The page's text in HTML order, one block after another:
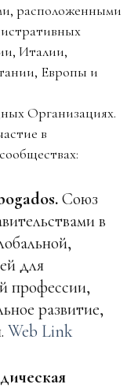
расположенными
Италии,
Европы и
Организациях.
в
Союз
в
для
профессии,
развитие,
Web Link